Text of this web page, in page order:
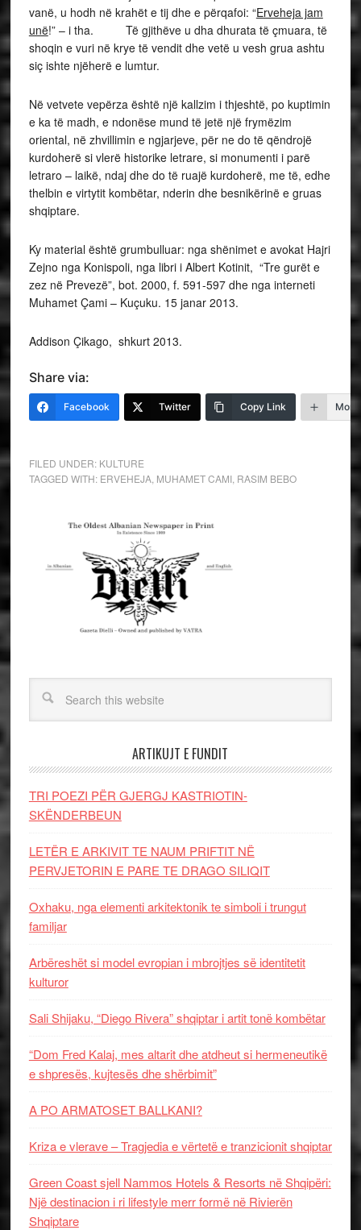
vanë, u hodh në krahët e tij dhe e përqafoi: “Erveheja jam
unë!” – i tha. Të gjithëve u dha dhurata të çmuara, të
shoqin e vuri në krye të vendit dhe vetë u vesh grua ashtu
siç ishte njëherë e lumtur.
Në vetvete vepërza është një kallzim i thjeshtë, po kuptimin
e ka të madh, e ndonëse mund të jetë një frymëzim
oriental, në zhvillimin e ngjarjeve, për ne do të qëndrojë
kurdoherë si vlerë historike letrare, si monumenti i parë
letraro – laikë, ndaj dhe do të ruajë kurdoherë, me të, edhe
thelbin e virtytit kombëtar, nderin dhe besnikërinë e gruas
shqiptare.
Ky material është grumbulluar: nga shënimet e avokat Hajri
Zejno nga Konispoli, nga libri i Albert Kotinit, “Tre gurët e
zez në Prevezë”, bot. 2000, f. 591-597 dhe nga interneti
Muhamet Çami – Kuçuku. 15 janar 2013.
Addison Çikago, shkurt 2013.
Share via:
Facebook Twitter Copy Link More
FILED UNDER: KULTURE
TAGGED WITH: ERVEHEJA, MUHAMET CAMI, RASIM BEBO
ARTIKUJT E FUNDIT
TRI POEZI PËR GJERGJ KASTRIOTIN-
SKËNDERBEUN
LETËR E ARKIVIT TE NAUM PRIFTIT NË
PERVJETORIN E PARE TE DRAGO SILIQIT
Oxhaku, nga elementi arkitektonik te simboli i trungut
familjar
Arbëreshët si model evropian i mbrojtjes së identitetit
kulturor
Sali Shijaku, “Diego Rivera” shqiptar i artit tonë kombëtar
“Dom Fred Kalaj, mes altarit dhe atdheut si hermeneutikë
e shpresës, kujtesës dhe shërbimit”
A PO ARMATOSET BALLKANI?
Kriza e vlerave – Tragjedia e vërtetë e tranzicionit shqiptar
Green Coast sjell Nammos Hotels & Resorts në Shqipëri:
Një destinacion i ri lifestyle merr formë në Rivierën
Shqiptare